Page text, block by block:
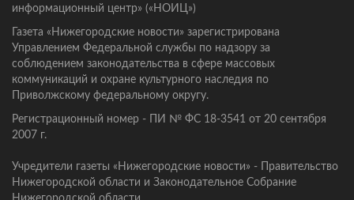
информационный центр» («НОИЦ»)
Газета «Нижегородские новости» зарегистрирована
Управлением Федеральной службы по надзору за
соблюдением законодательства в сфере массовых
коммуникаций и охране культурного наследия по
Приволжскому федеральному округу.
Регистрационный номер - ПИ № ФС 18-3541 от 20 сентября
2007 г.
Учредители газеты «Нижегородские новости» - Правительство
Нижегородской области и Законодательное Собрание